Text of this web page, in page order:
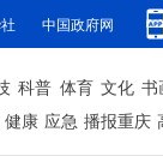
中国政府网
科普 体育 文化 书
健康 应急 播报重庆